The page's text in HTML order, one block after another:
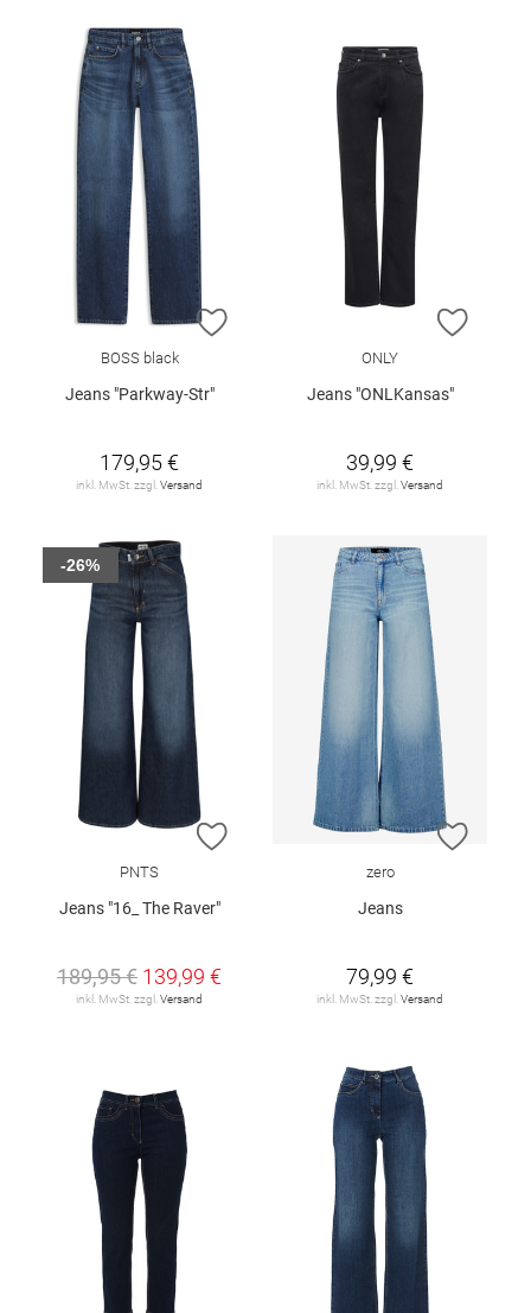
ZUR WUNSCHLISTE HINZUFÜGEN
BOSS black
Jeans "Parkway-Str"
179,95 €
inkl. MwSt. zzgl.Versand
ZUR
ONLY
Jeans "ONLKansas"
39,99 €
inkl. MwSt. zzgl.Versand
ZUR WUNSCHLISTE HINZUFÜGEN
PNTS
Jeans "16_ The Raver"
189,95 € 139,99 €
inkl. MwSt. zzgl.Versand
-26%
ZUR
zero
Jeans
79,99 €
inkl. MwSt. zzgl.Versand